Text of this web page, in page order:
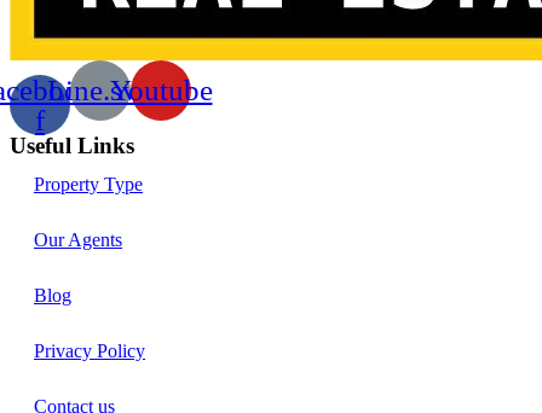
f
Line.svgYoutube
Useful Links
Property Type
Our Agents
Blog
Privacy Policy
Contact us